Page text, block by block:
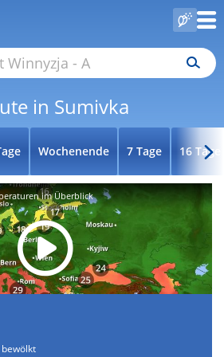
in Sumivka
Wochenende 7 Tage 16 Tage
im Überblick